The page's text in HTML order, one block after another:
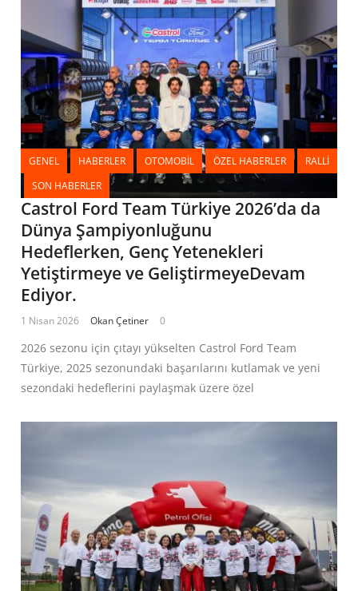
GENEL HABERLER OTOMOBIL ÖZEL HABERLER
RALLI
SON HABERLER
Castrol Ford Team Türkiye 2026’da da
Dünya Şampiyonluğunu
Hedeflerken, Genç Yetenekleri
Yetiştirmeye ve GeliştirmeyeDevam
Ediyor.
1 Nisan 2026 Okan Çetiner 0
2026 sezonu için çıtayı yükselten Castrol Ford Team
Türkiye, 2025 sezonundaki başarılarını kutlamak ve yeni
sezondaki hedeflerini paylaşmak üzere özel